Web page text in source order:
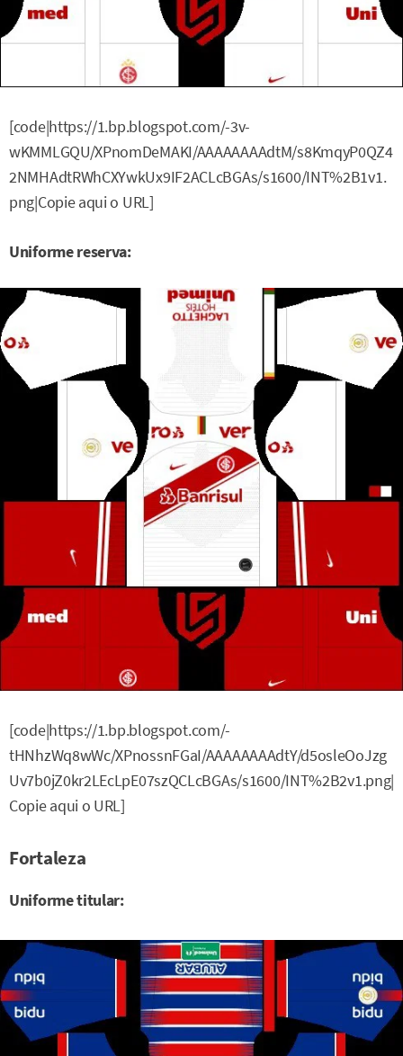
[code|https://1.bp.blogspot.com/-3v-
wKMMLGQU/XPnomDeMAKI/AAAAAAAAdtM/s8KmqyP0QZ4
2NMHAdtRWhCXYwkUx9IF2ACLcBGAs/s1600/INT%2B1v1.
png|Copie aqui o URL]
Uniforme reserva:
[code|https://1.bp.blogspot.com/-
tHNhzWq8wWc/XPnossnFGaI/AAAAAAAAdtY/d5osleOoJzg
Uv7b0jZ0kr2LEcLpE07szQCLcBGAs/s1600/INT%2B2v1.png|
Copie aqui o URL]
Fortaleza
Uniforme titular: